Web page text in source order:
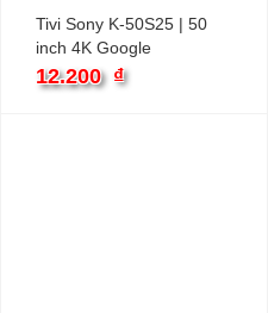
Tivi Sony K-50S25 | 50
inch 4K Google
12.200 ₫